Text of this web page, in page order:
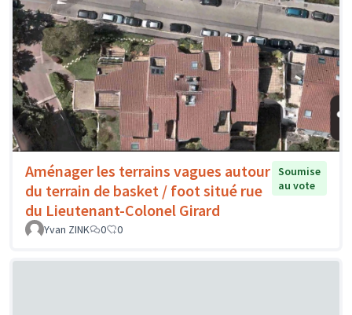
Aménager les terrains vagues autour
du terrain de basket / foot situé rue
du Lieutenant-Colonel Girard
Soumise
au vote
Yvan ZINK 0 0